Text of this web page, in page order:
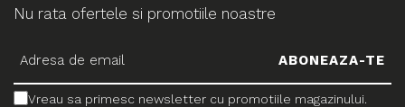
Nu rata ofertele si promotiile noastre
Vreau sa primesc newsletter cu promotiile magazinului.